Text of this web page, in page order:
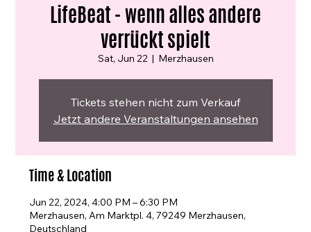
LifeBeat - wenn alles andere
verrückt spielt
Sat, Jun 22
  |
Merzhausen
Tickets stehen nicht zum Verkauf
Jetzt andere Veranstaltungen ansehen
Time & Location
Jun 22, 2024, 4:00 PM – 6:30 PM
Merzhausen, Am Marktpl. 4, 79249 Merzhausen,
Deutschland